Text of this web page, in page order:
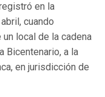
en la
cuando
local de la cadena
Bicentenario, a la
en jurisdicción de